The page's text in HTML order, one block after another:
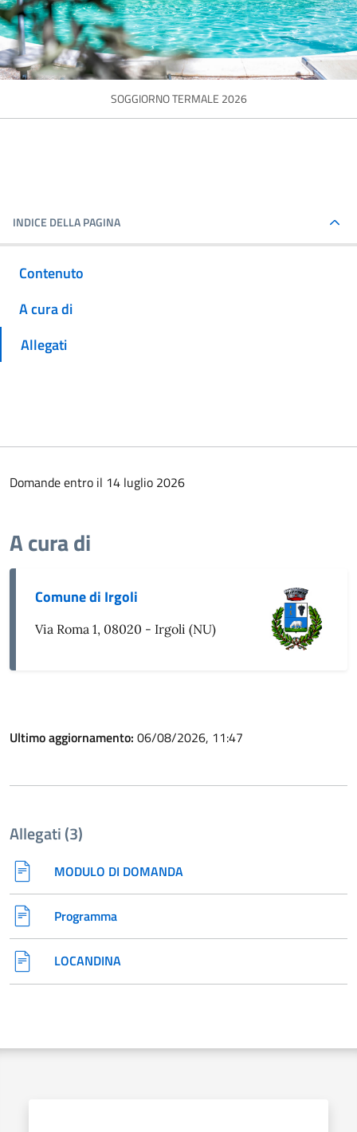
SOGGIORNO TERMALE 2026
INDICE DELLA PAGINA
Contenuto
A cura di
Allegati
Domande entro il 14 luglio 2026
A cura di
Comune di Irgoli
Via Roma 1, 08020 - Irgoli (NU)
Ultimo aggiornamento: 06/08/2026, 11:47
Allegati (3)
MODULO DI DOMANDA
Programma
LOCANDINA